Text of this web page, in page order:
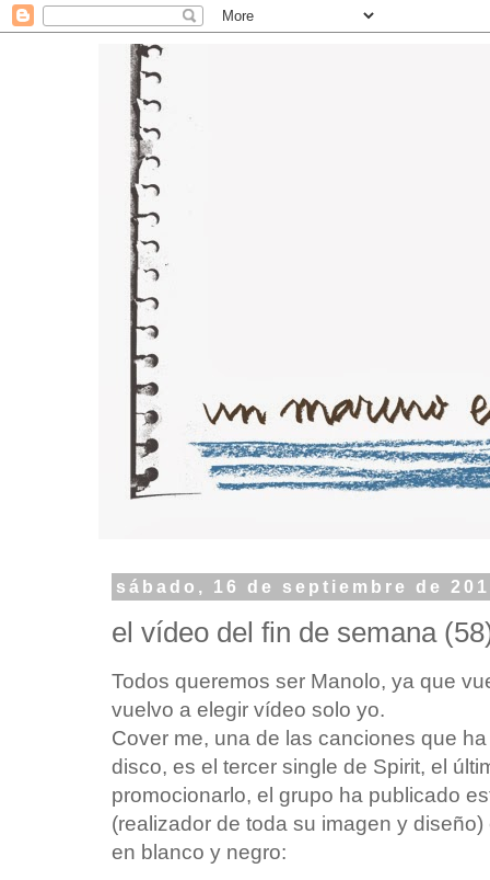
sábado, 16 de septiembre de
el vídeo del fin de semana
Todos queremos ser Manolo, ya que
vuelvo a elegir vídeo solo yo.
Cover me, una de las canciones que
disco, es el tercer single de Spirit, el
promocionarlo, el grupo ha publicado
(realizador de toda su imagen y
en blanco y negro: